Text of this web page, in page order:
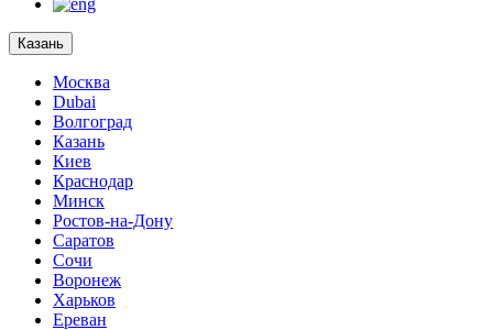
Казань
Москва
Dubai
Волгоград
Казань
Киев
Краснодар
Минск
Ростов-на-Дону
Саратов
Сочи
Воронеж
Харьков
Ереван